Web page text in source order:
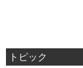
トピック